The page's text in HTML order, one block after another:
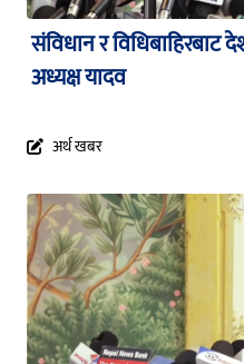
संविधान र
अध्यक्ष यादव
अर्थ खबर